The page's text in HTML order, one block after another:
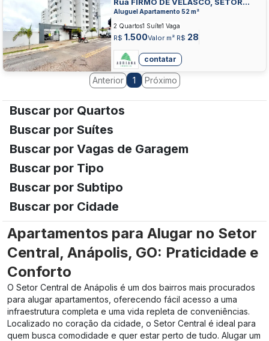
CENTRAL, ANAPOLIS
Aluguel Apartamento 52 m²
R$ 1.500Valor m² R$ 28
2 Quartos1 Suíte1 Vaga
contatar
Anterior 1 Próximo
Buscar por Quartos
Buscar por Suítes
Buscar por Vagas de Garagem
Buscar por Tipo
Buscar por Subtipo
Buscar por Cidade
Apartamentos para Alugar no Setor
Central, Anápolis, GO: Praticidade e
Conforto
O Setor Central de Anápolis é um dos bairros mais procurados
para alugar apartamentos, oferecendo fácil acesso a uma
infraestrutura completa e uma vida repleta de conveniências.
Localizado no coração da cidade, o Setor Central é ideal para
quem busca comodidade e quer estar perto de tudo. Alugar um